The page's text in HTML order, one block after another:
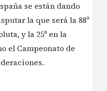
se están dando
la que será la 88º
y la 25ª en la
el Campeonato de